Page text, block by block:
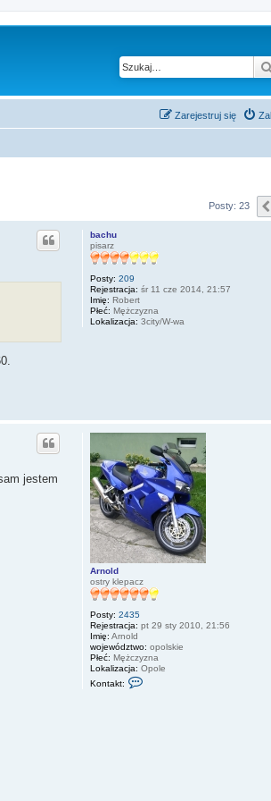
Zarejestruj się
Posty: 23
bachu
pisarz
Posty: 209
Rejestracja: śr 11 cze 2014, 21:57
Imię: Robert
Płeć: Mężczyzna
Lokalizacja: 3city/W-wa
Arnold
ostry klepacz
Posty: 2435
Rejestracja: pt 29 sty 2010, 21:56
Imię: Arnold
województwo: opolskie
Płeć: Mężczyzna
Lokalizacja: Opole
Kontakt:
jestem